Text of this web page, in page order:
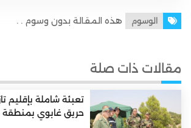
الوسوم هذه المقالة بدون وسوم . .
مقالات ذات صلة
تعبئة شاملة بإقليم
حريق غابوي